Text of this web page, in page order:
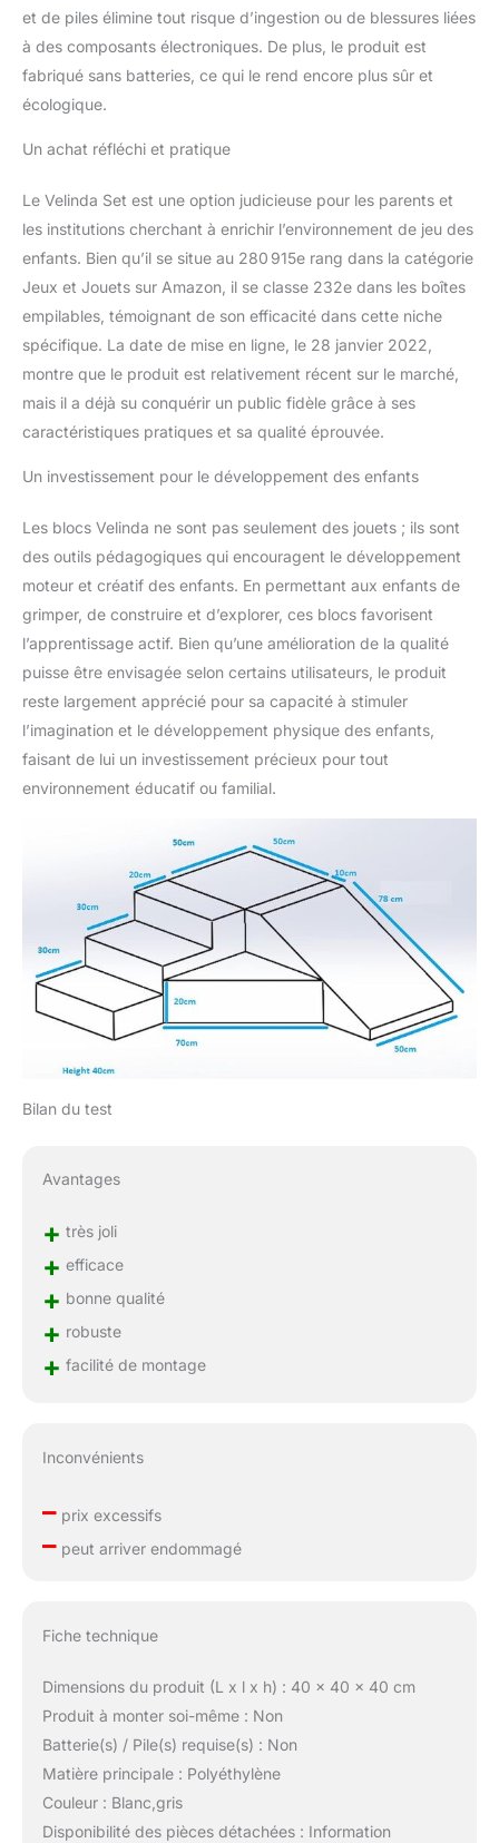
et de piles élimine tout risque d’ingestion ou de blessures liées
à des composants électroniques. De plus, le produit est
fabriqué sans batteries, ce qui le rend encore plus sûr et
écologique.
Un achat réfléchi et pratique
Le Velinda Set est une option judicieuse pour les parents et
les institutions cherchant à enrichir l’environnement de jeu des
enfants. Bien qu’il se situe au 280 915e rang dans la catégorie
Jeux et Jouets sur Amazon, il se classe 232e dans les boîtes
empilables, témoignant de son efficacité dans cette niche
spécifique. La date de mise en ligne, le 28 janvier 2022,
montre que le produit est relativement récent sur le marché,
mais il a déjà su conquérir un public fidèle grâce à ses
caractéristiques pratiques et sa qualité éprouvée.
Un investissement pour le développement des enfants
Les blocs Velinda ne sont pas seulement des jouets ; ils sont
des outils pédagogiques qui encouragent le développement
moteur et créatif des enfants. En permettant aux enfants de
grimper, de construire et d’explorer, ces blocs favorisent
l’apprentissage actif. Bien qu’une amélioration de la qualité
puisse être envisagée selon certains utilisateurs, le produit
reste largement apprécié pour sa capacité à stimuler
l’imagination et le développement physique des enfants,
faisant de lui un investissement précieux pour tout
environnement éducatif ou familial.
Bilan du test
Avantages
+ très joli
+ efficace
+ bonne qualité
+ robuste
+ facilité de montage
Inconvénients
–prix excessifs
–peut arriver endommagé
Fiche technique
Dimensions du produit (L x l x h) : 40 x 40 x 40 cm
Produit à monter soi-même : Non
Batterie(s) / Pile(s) requise(s) : Non
Matière principale : Polyéthylène
Couleur : Blanc,gris
Disponibilité des pièces détachées : Information